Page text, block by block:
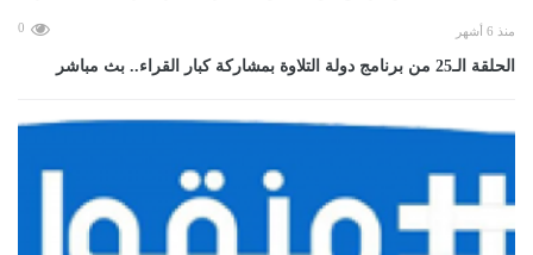
منذ 6 أشهر 0
الحلقة الـ25 من برنامج دولة التلاوة بمشاركة كبار القراء.. بث مباشر